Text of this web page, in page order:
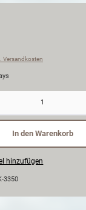
Versandkosten
In den Warenkorb
hinzufügen
3350